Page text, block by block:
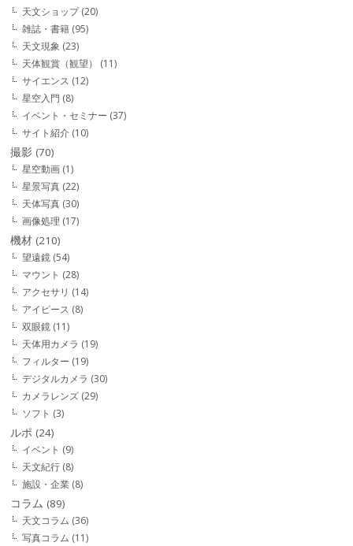
天文ショップ(20)
雑誌・書籍 (95)
天文現象 (23)
天体観賞（観望）
(11)
サイエンス (12)
星空入門 (8)
イベント・セミナー (37)
サイト紹介 (10)
撮影 (70)
星空動画 (1)
星景写真 (22)
天体写真 (30)
画像処理 (17)
機材 (210)
望遠鏡 (54)
マウント (28)
アクセサリ (14)
アイピース (8)
双眼鏡 (11)
天体用カメラ (19)
フィルター (19)
デジタルカメラ (30)
カメラレンズ (29)
ソフト (3)
ルポ (24)
イベント (9)
天文紀行 (8)
施設・企業 (8)
コラム (89)
天文コラム (36)
写真コラム (11)